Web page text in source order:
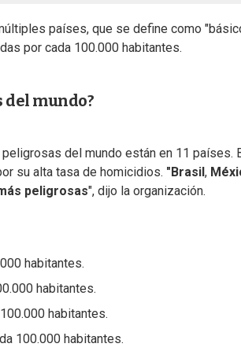
países, que se define como
por cada 100.000 habitantes.
del mundo?
del mundo están en 11 países.
su alta tasa de homicidios. "Brasil ,
peligrosas", dijo la organización.
habitantes.
habitantes.
habitantes.
100.000 habitantes.